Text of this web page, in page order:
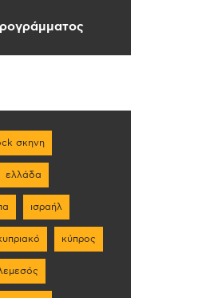
σκηνη
ελλάδα
ισραήλ
κύπρος